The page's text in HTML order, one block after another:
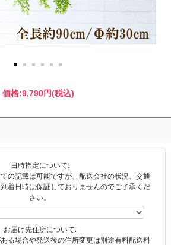
価格:9,790円(税込)
日時指定について:
の記載は可能ですが、配送会社の状況、交通
着日時は保証しておりませんのでご了承くだ
さい。
お届け先住所について:
る場合や発送後の住所変更は別途有料配送料